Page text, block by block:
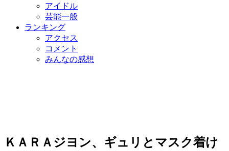
アイドル
芸能一般
ランキング
アクセス
コメント
みんなの感想
ＫＡＲＡジヨン、ギュリとマスク着け